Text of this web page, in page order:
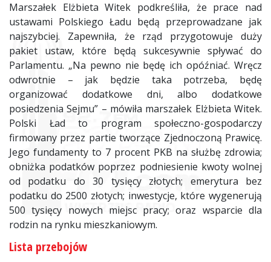
Marszałek Elżbieta Witek podkreśliła, że prace nad
ustawami Polskiego Ładu będą przeprowadzane jak
najszybciej. Zapewniła, że rząd przygotowuje duży
pakiet ustaw, które będą sukcesywnie spływać do
Parlamentu. „Na pewno nie będę ich opóźniać. Wręcz
odwrotnie – jak będzie taka potrzeba, będę
organizować dodatkowe dni, albo dodatkowe
posiedzenia Sejmu” – mówiła marszałek Elżbieta Witek.
Polski Ład to program społeczno-gospodarczy
firmowany przez partie tworzące Zjednoczoną Prawicę.
Jego fundamenty to 7 procent PKB na służbę zdrowia;
obniżka podatków poprzez podniesienie kwoty wolnej
od podatku do 30 tysięcy złotych; emerytura bez
podatku do 2500 złotych; inwestycje, które wygenerują
500 tysięcy nowych miejsc pracy; oraz wsparcie dla
rodzin na rynku mieszkaniowym.
Lista przebojów